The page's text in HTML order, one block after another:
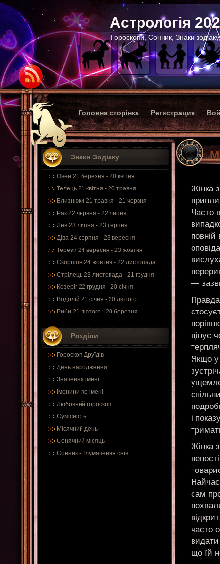
Астрологія
Гороскопи, Сонник, Знаки
Головна сторінка Регистрация
Знаки Зодіаку
Овен 21 березня - 20 квітня
Телець 21 квітня - 20 травня
Близнюки 21 травня - 21 червня
Рак 22 червня - 22 липня
Лев 23 липня - 23 серпня
Діва 24 серпня - 23 вересня
Терези 24 вересня - 23 жовтня
Скорпіон 24 жовтня - 22 листопада
Стрілець 23 листопада - 21 грудня
Козеріг 22 грудня - 20 січня
Водолій 21 січня - 20 лютого
Риби 21 лютого - 20 березня
Розділи
Гороскоп Друїдів
День народження
Значення імені
Іменини по імені
Любовний гороскоп
Сумісність
Місячний день
Сонячний місяць
Сонник - Тлумачення снів
Жінка
Часто
повній
—
цінує
Якщо у
і
Жінка
сам
часто
що їй